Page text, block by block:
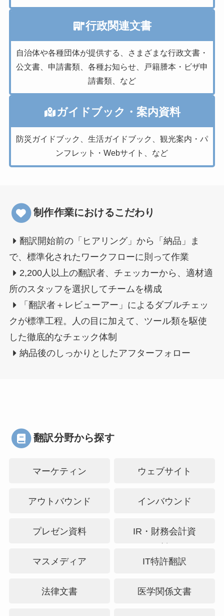
行政関連文書
自治体や各種団体が提供する、さまざまな行政文書・
公文書、申請書類、各種お知らせ、戸籍謄本・ビザ申
請書類、など
ガイドブック・案内資料
防災ガイドブック、生活ガイドブック、観光案内・パ
ンフレット・Webサイト、など
制作作業におけるこだわり
翻訳開始前の「ヒアリング」から「納品」ま
で、標準化されたワークフローに則って作業
2,200人以上の翻訳者、チェッカーから、適材適
所のスタッフを選択してチームを構成
「翻訳者＋レビューアー」によるダブルチェッ
クが標準工程。人の目に加えて、ツール類を駆使
した徹底的なチェック体制
納品後のしっかりとしたアフターフォロー
翻訳分野から探す
マーケティン
ウェブサイト
アウトバウンド インバウンド
プレゼン資料
IR・財務会計資
マスメディア
IT特許翻訳
法律文書 医学関係文書